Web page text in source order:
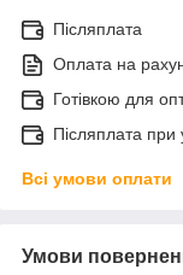
Післяплата
Оплата на
Готівкою для
Післяплата
Всі умови оплати
Умови